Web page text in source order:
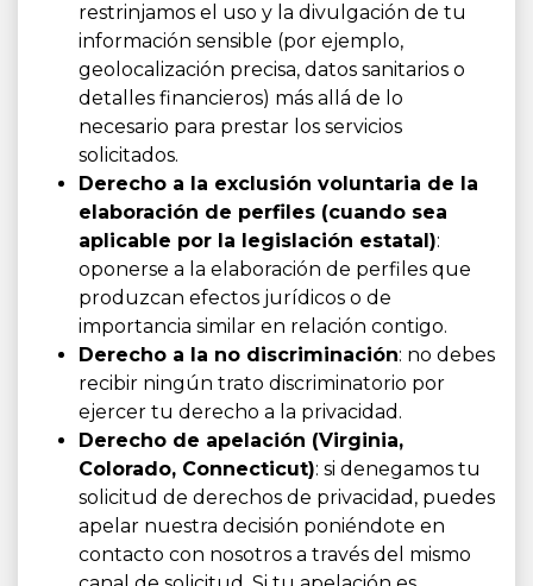
restrinjamos el uso y la divulgación de tu
información sensible (por ejemplo,
geolocalización precisa, datos sanitarios o
detalles financieros) más allá de lo
necesario para prestar los servicios
solicitados.
Derecho a la exclusión voluntaria de la
elaboración de perfiles (cuando sea
aplicable por la legislación estatal):
oponerse a la elaboración de perfiles que
produzcan efectos jurídicos o de
importancia similar en relación contigo.
Derecho a la no discriminación: no debes
recibir ningún trato discriminatorio por
ejercer tu derecho a la privacidad.
Derecho de apelación (Virginia,
Colorado, Connecticut): si denegamos tu
solicitud de derechos de privacidad, puedes
apelar nuestra decisión poniéndote en
contacto con nosotros a través del mismo